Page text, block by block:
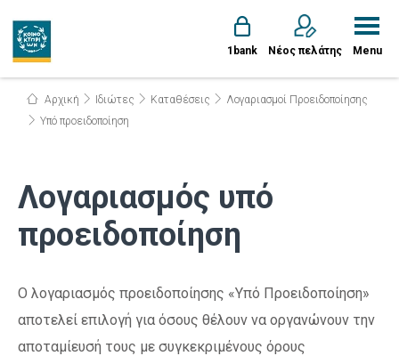
1bank Νέος πελάτης Menu
Αρχική Ιδιώτες Καταθέσεις
Λογαριασμοί Προειδοποίησης
Υπό προειδοποίηση
Λογαριασμός υπό
προειδοποίηση
Ο λογαριασμός προειδοποίησης «Υπό Προειδοποίηση»
αποτελεί επιλογή για όσους θέλουν να οργανώνουν την
αποταμίευσή τους με συγκεκριμένους όρους